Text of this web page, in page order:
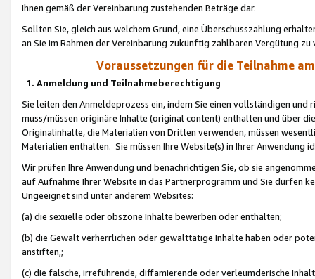
Ihnen gemäß der Vereinbarung zustehenden Beträge dar.
Sollten Sie, gleich aus welchem Grund, eine Überschusszahlung
an Sie im Rahmen der Vereinbarung zukünftig zahlbaren Vergütung zu
Voraussetzungen für die Teilnahme
1. Anmeldung und Teilnahmeberechtigung
Sie leiten den Anmeldeprozess ein, indem Sie einen vollständigen
muss/müssen originäre Inhalte (original content) enthalten und über
Originalinhalte, die Materialien von Dritten verwenden, müssen
Materialien enthalten. Sie müssen Ihre Website(s) in Ihrer Anwendung
Wir prüfen Ihre Anwendung und benachrichtigen Sie, ob sie
auf Aufnahme Ihrer Website in das Partnerprogramm und Sie dürfen
Ungeeignet sind unter anderem Websites:
(a) die sexuelle oder obszöne Inhalte bewerben oder enthalten;
(b) die Gewalt verherrlichen oder gewalttätige Inhalte haben oder
anstiften,;
(c) die falsche, irreführende, diffamierende oder verleumderische